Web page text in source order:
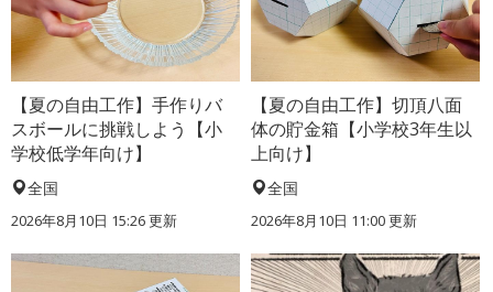
【夏の自由工作】手作りバ
スボールに挑戦しよう【小
学校低学年向け】
全国
2026年8月10日 15:26更新
【夏の自由工作】切頂八面
体の貯金箱【小学校3年生以
上向け】
全国
2026年8月10日 11:00更新